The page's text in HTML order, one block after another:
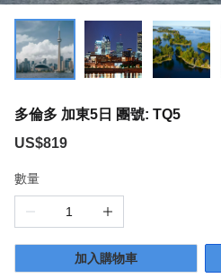
多倫多 加東5日 團號: TQ5
US$819
數量
加入購物車